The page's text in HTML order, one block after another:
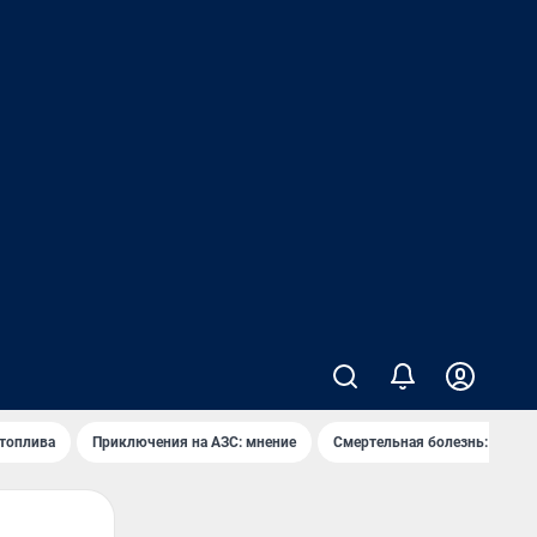
Приключения на АЗС: мнение Смертельная болезнь: